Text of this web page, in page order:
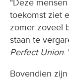
"Deze
toekomst ziet
zomer zoveel
staan te
Perfect Union.
Bovendien